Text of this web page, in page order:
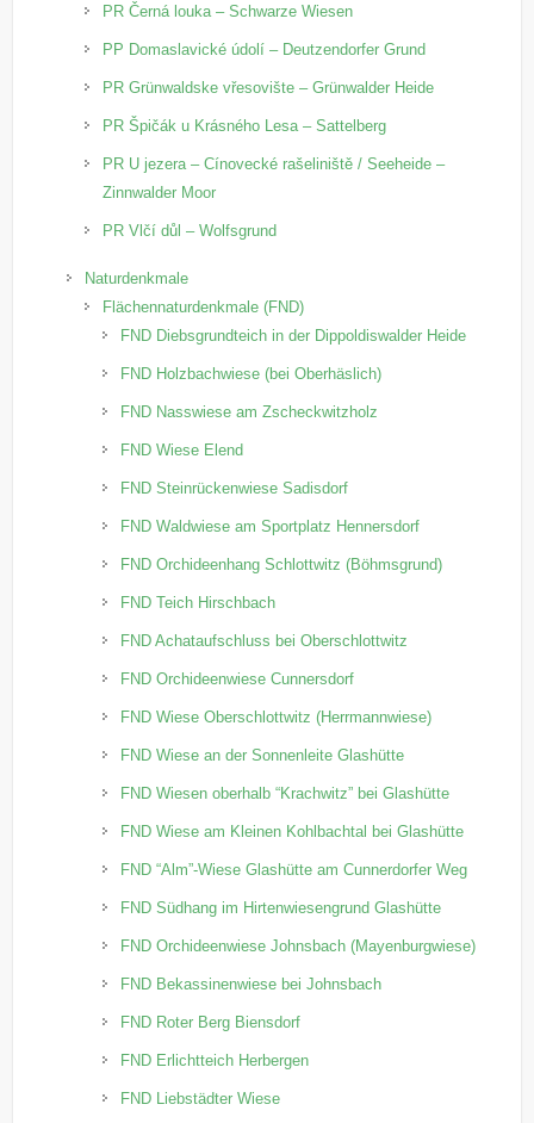
PR Černá louka – Schwarze Wiesen
PP Domaslavické údolí – Deutzendorfer Grund
PR Grünwaldske vřesovište – Grünwalder Heide
PR Špičák u Krásného Lesa – Sattelberg
PR U jezera – Cínovecké rašeliniště / Seeheide –
Zinnwalder Moor
PR Vlčí důl – Wolfsgrund
Naturdenkmale
Flächennaturdenkmale (FND)
FND Diebsgrundteich in der Dippoldiswalder Heide
FND Holzbachwiese (bei Oberhäslich)
FND Nasswiese am Zscheckwitzholz
FND Wiese Elend
FND Steinrückenwiese Sadisdorf
FND Waldwiese am Sportplatz Hennersdorf
FND Orchideenhang Schlottwitz (Böhmsgrund)
FND Teich Hirschbach
FND Achataufschluss bei Oberschlottwitz
FND Orchideenwiese Cunnersdorf
FND Wiese Oberschlottwitz (Herrmannwiese)
FND Wiese an der Sonnenleite Glashütte
FND Wiesen oberhalb “Krachwitz” bei Glashütte
FND Wiese am Kleinen Kohlbachtal bei Glashütte
FND “Alm”-Wiese Glashütte am Cunnerdorfer Weg
FND Südhang im Hirtenwiesengrund Glashütte
FND Orchideenwiese Johnsbach (Mayenburgwiese)
FND Bekassinenwiese bei Johnsbach
FND Roter Berg Biensdorf
FND Erlichtteich Herbergen
FND Liebstädter Wiese